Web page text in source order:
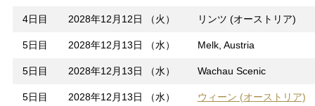
4日目 2028年12月12日 （火） リンツ (オーストリア)
5日目 2028年12月13日 （水） Melk, Austria
5日目 2028年12月13日 （水） Wachau Scenic
5日目 2028年12月13日 （水） ウィーン (オーストリア)